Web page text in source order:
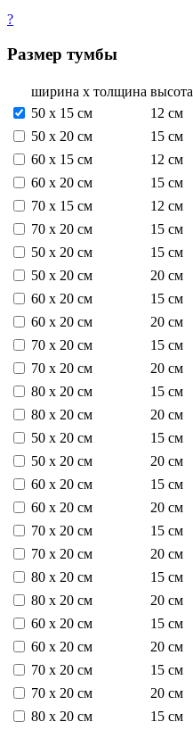
?
Размер тумбы
ширина х толщина высота
50 х 15 см
12 см
50 х 20 см
15 см
60 х 15 см
12 см
60 х 20 см
15 см
70 х 15 см
12 см
70 х 20 см
15 см
50 х 20 см
15 см
50 х 20 см
20 см
60 х 20 см
15 см
60 х 20 см
20 см
70 х 20 см
15 см
70 х 20 см
20 см
80 х 20 см
15 см
80 х 20 см
20 см
50 х 20 см
15 см
50 х 20 см
20 см
60 х 20 см
15 см
60 х 20 см
20 см
70 х 20 см
15 см
70 х 20 см
20 см
80 х 20 см
15 см
80 х 20 см
20 см
60 х 20 см
15 см
60 х 20 см
20 см
70 х 20 см
15 см
70 х 20 см
20 см
80 х 20 см
15 см